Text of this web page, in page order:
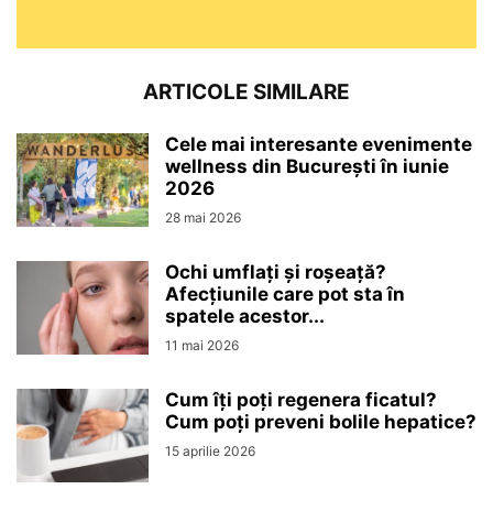
ARTICOLE SIMILARE
Cele mai interesante evenimente
wellness din București în iunie
2026
28 mai 2026
Ochi umflați și roșeață?
Afecțiunile care pot sta în
spatele acestor...
11 mai 2026
Cum îți poți regenera ficatul?
Cum poți preveni bolile hepatice?
15 aprilie 2026